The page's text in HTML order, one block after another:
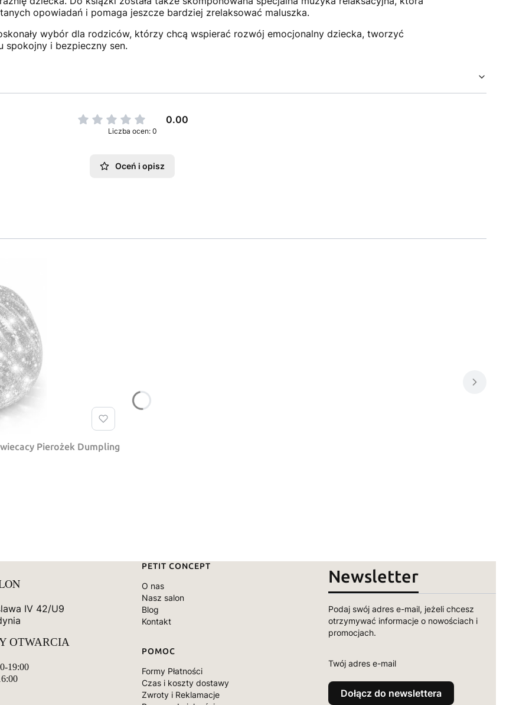
opowiadań i pomaga jeszcze bardziej zrelaksować maluszka.
wybór dla rodziców, którzy chcą wspierać rozwój emocjonalny dziecka, tworzyć
spokojny i bezpieczny sen.
0.00
Liczba ocen: 0
Oceń i opisz
Pierożek Dumpling
IV 42/U9
OTWARCIA
19:00
Linki w stopce
PETIT CONCEPT
O nas
Nasz salon
Blog
Kontakt
POMOC
Formy Płatności
Czas i koszty dostawy
Zwroty i Reklamacje
Newsletter
Podaj swój adres e-mail, jeżeli chcesz
otrzymywać informacje o nowościach i
promocjach.
Twój adres e-mail
Dołącz do newslettera